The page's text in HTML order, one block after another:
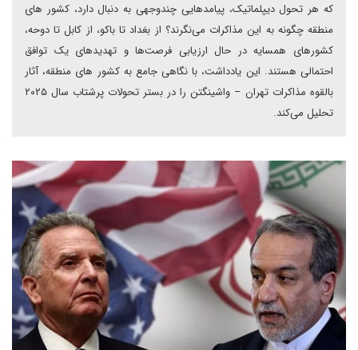
که هر تحول دیپلماتیک، پیامدهایی چندوجهی به دنبال دارد، کشور های
منطقه چگونه به این مذاکرات می‌نگرند؟ از بغداد تا باکو، از کابل تا دوحه،
کشورهای همسایه در حال ارزیابی فرصت‌ها و تهدیدهای یک توافق
احتمالی هستند. این یادداشت، با نگاهی جامع به کشور های منطقه، آثار
بالقوه مذاکرات تهران – واشینگتن را در بستر تحولات پرشتاب سال ۲۰۲۵
تحلیل می‌کند.